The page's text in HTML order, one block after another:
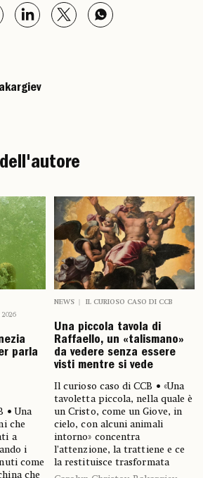
parla
• Una
che
a
i
come
che
NEWS IL CURIOSO CASO DI CCB
Una piccola tavola di
Raffaello, un «talismano»
da vedere senza essere
visti mentre si vede
Il curioso caso di CCB • «Una
tavoletta piccola, nella quale è
un Cristo, come un Giove, in
cielo, con alcuni animali
intorno» concentra
l’attenzione, la trattiene e ce
la restituisce trasformata